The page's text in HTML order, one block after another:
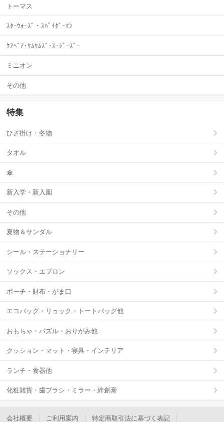
トーマス
ｽﾀｰｳｫｰｽﾞ・ｽﾊﾟｲﾀﾞｰﾏﾝ
ｹｱﾍﾞｱ･ﾔﾑﾔﾑｽﾞ･ｽｰｼﾞｰｽﾞｰ
ミニオン
その他
特集
ひざ掛け・冬物
タオル
傘
新入学・新入園
その他
夏物＆サンダル
シール・ステーショナリー
ソックス・エプロン
ポーチ・財布・がま口
エコバッグ・リュック・トートバッグ他
おもちゃ・パズル・おりがみ他
クッション・マット・寝具・インテリア
ランチ・食器他
化粧雑貨・歯ブラシ・ミラー・絆創膏
会社概要 ご利用案内 特定商取引法に基づく表記